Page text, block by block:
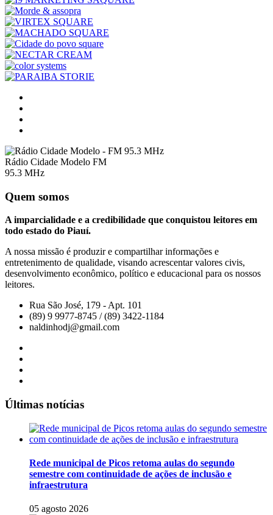
Rádio Cidade Modelo FM
95.3 MHz
Quem somos
A imparcialidade e a credibilidade que conquistou leitores em
todo estado do Piauí.
A nossa missão é produzir e compartilhar informações e
entretenimento de qualidade, visando acrescentar valores civis,
desenvolvimento econômico, político e educacional para os nossos
leitores.
Rua São José, 179 - Apt. 101
(89) 9 9977-8745 / (89) 3422-1184
naldinhodj@gmail.com
Últimas notícias
Rede municipal de Picos retoma aulas do segundo
semestre com continuidade de ações de inclusão e
infraestrutura
05 agosto 2026